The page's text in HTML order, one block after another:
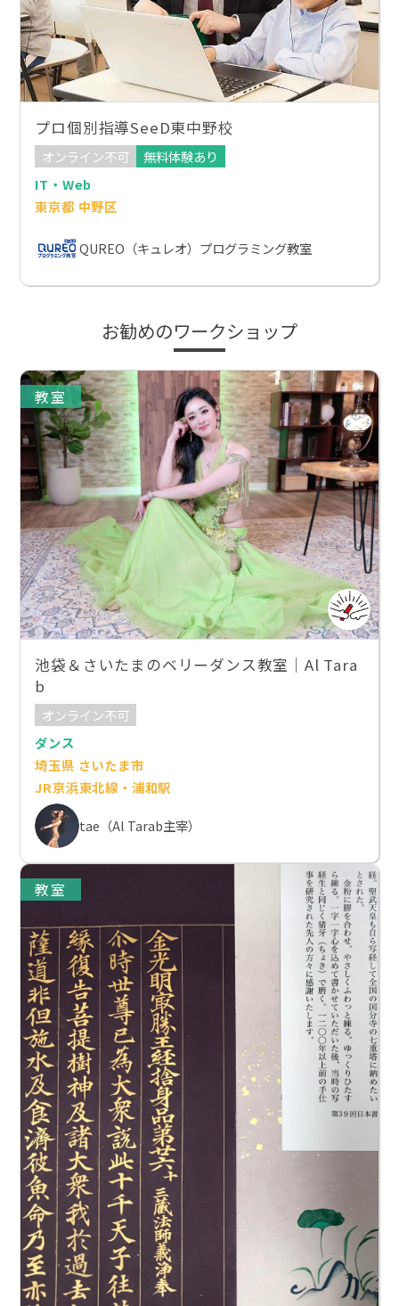
プロ個別指導SeeD東中野校
オンライン不可
無料体験あり
IT・Web
東京都 中野区
QUREO（キュレオ）プログラミング教室
お勧めのワークショップ
教室
池袋＆さいたまのベリーダンス教室｜Al Tara
b
オンライン不可
ダンス
埼玉県 さいたま市
JR京浜東北線・浦和駅
tae（Al Tarab主宰）
教室